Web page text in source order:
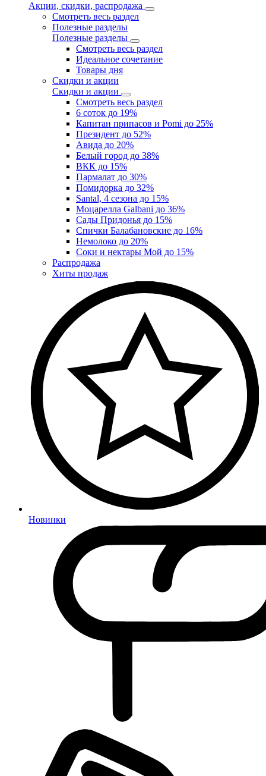
Акции, скидки, распродажа
Смотреть весь раздел
Полезные разделы
Полезные разделы
Смотреть весь раздел
Идеальное сочетание
Товары дня
Скидки и акции
Скидки и акции
Смотреть весь раздел
6 соток до 19%
Капитан припасов и Pomi до 25%
Президент до 52%
Авида до 20%
Белый город до 38%
ВКК до 15%
Пармалат до 30%
Помидорка до 32%
Santal, 4 сезона до 15%
Моцарелла Galbani до 36%
Сады Придонья до 15%
Спички Балабановские до 16%
Немолоко до 20%
Соки и нектары Мой до 15%
Распродажа
Хиты продаж
Новинки